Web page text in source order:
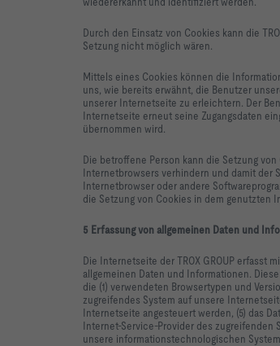
Durch den Einsatz von Cookies kann die
Setzung nicht möglich wären.
Mittels eines Cookies können die
uns, wie bereits erwähnt, die Benutzer
unserer Internetseite zu erleichtern. Der
Internetseite erneut seine Zugangsdaten
übernommen wird.
Die betroffene Person kann die Setzung
Internetbrowsers verhindern und damit der
Internetbrowser oder andere
die Setzung von Cookies in dem genutzten
5 Erfassung von allgemeinen Daten und
Die Internetseite der TROX GROUP
allgemeinen Daten und Informationen.
die (1) verwendeten Browsertypen und
zugreifendes System auf unsere
Internetseite angesteuert werden, (5) das
Internet-Service-Provider des zugreifenden
unsere informationstechnologischen